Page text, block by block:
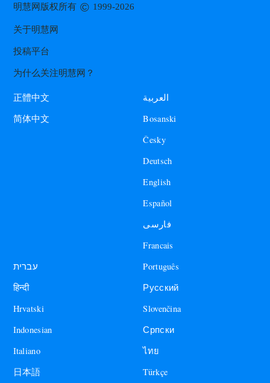
明慧网版权所有© 1999-2026
关于明慧网
投稿平台
为什么关注明慧网？
正體中文
简体中文
العربية
Bosanski
Česky
Deutsch
English
Español
فارسی
Francais
עברית
हिन्दी
Hrvatski
Indonesian
Italiano
日本語
Português
Русский
Slovenčina
Српски
ไทย
Türkçe